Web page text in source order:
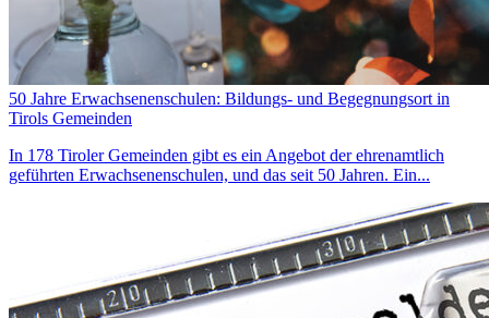
50 Jahre Erwachsenenschulen: Bildungs- und Begegnungsort in
Tirols Gemeinden
In 178 Tiroler Gemeinden gibt es ein Angebot der ehrenamtlich
geführten Erwachsenenschulen, und das seit 50 Jahren. Ein...